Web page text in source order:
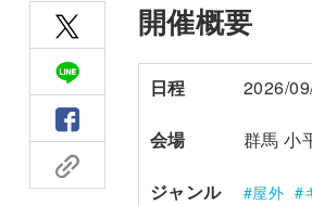
開催概要
日程 2026/
会場 群馬 小
ジャンル 屋外